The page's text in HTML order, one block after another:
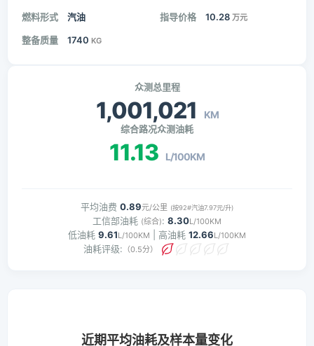
燃料形式 汽油 指导价格 10.28 万元
整备质量 1740 KG
众测总里程
1,001,021 KM
综合路况众测油耗
11.13 L/100KM
平均油费 0.89元/公里 (按92#汽油7.97元/升)
工信部油耗 (综合): 8.30L/100KM
低油耗 9.61L/100KM | 高油耗 12.66L/100KM
油耗评级: （0.5分）